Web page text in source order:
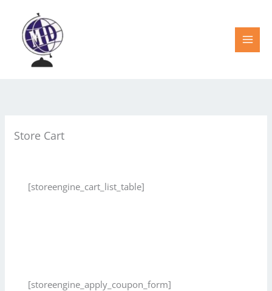
contenido
Store Cart
[storeengine_cart_list_table]
[storeengine_apply_coupon_form]